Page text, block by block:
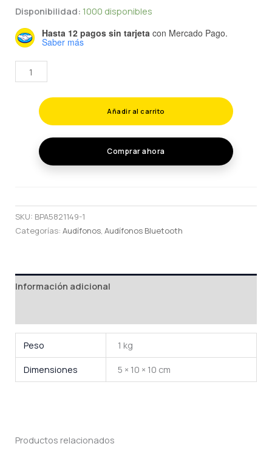
Disponibilidad: 1000 disponibles
Hasta 12 pagos sin tarjetacon Mercado Pago.
Saber más
Audífonos
Inalámbricos
Airpods
Carga
Inalámbrica
cantidad
Añadir al carrito
Comprar ahora
SKU: BPA5821149-1
Categorías: Audífonos, Audífonos Bluetooth
Información adicional
Peso
1 kg
Dimensiones
5 × 10 × 10 cm
Productos relacionados